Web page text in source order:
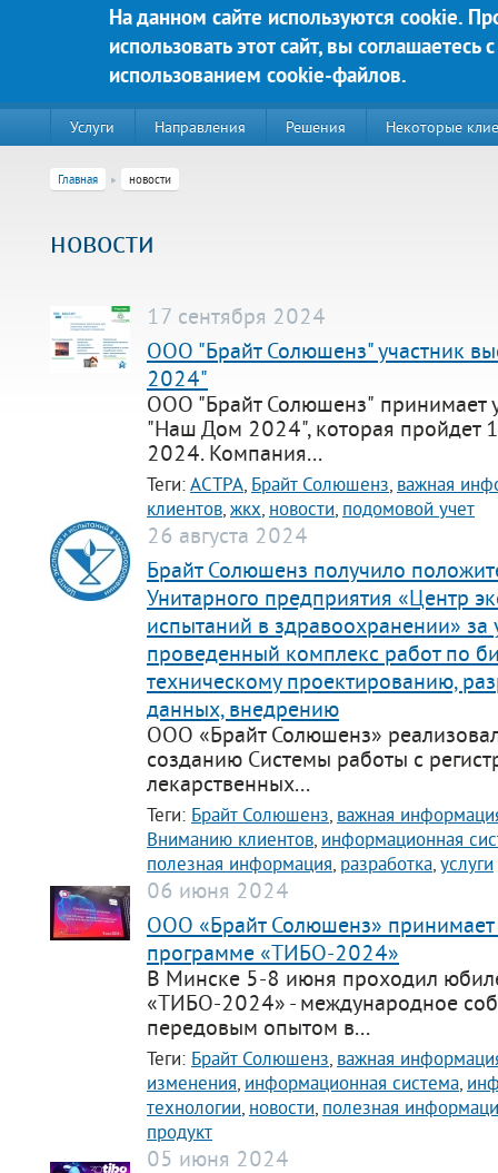
На данном сайте используются cookie.
использовать этот сайт, вы соглашаетесь с
использованием cookie-файлов.
Перейти к основному содержанию
220020, г. Минск, пр-т Победителей д. 89, корп. 3, этаж 5,
Техническая поддержка:
тел.:+375 (44) 555-90-25
support@bs-solutions.by
Приемная
+375 (44) 555-10-92
contact@bs-solutions.by
Бухгалтерия
+375 (44) 555-39-05
buh@bs-solutions.by
Яркие решения для Вашего
Услуги Направления Решения Некоторые
Главная новости
новости
17 сентября 2024
ООО "Брайт Солюшенз" участник
2024"
ООО "Брайт Солюшенз" принимает
"Наш Дом 2024", которая пройдет
2024. Компания...
Теги:АСТРА, Брайт Солюшенз, важная
клиентов,жкх, новости, подомовой учет
26 августа 2024
Брайт Солюшенз получило
Унитарного предприятия «Центр
испытаний в здравоохранении» за
проведенный комплекс работ по
техническому проектированию,
данных, внедрению
ООО «Брайт Солюшенз»
созданию Системы работы с
лекарственных...
Теги: Брайт Солюшенз, важная
Вниманию клиентов, информационная
полезная информация, разработка,услуги
06 июня 2024
ООО «Брайт Солюшенз» принимает
программе «ТИБО-2024»
В Минске 5-8 июня проходил
«ТИБО-2024» - международное
передовым опытом в...
Теги: Брайт Солюшенз, важная
изменения, информационная система,
технологии, новости, полезная
продукт
05 июня 2024